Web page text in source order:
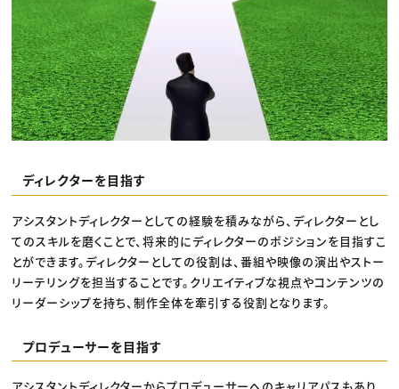
ディレクターを目指す
アシスタントディレクターとしての経験を積みながら、ディレクターとし
てのスキルを磨くことで、将来的にディレクターのポジションを目指すこ
とができます。ディレクターとしての役割は、番組や映像の演出やストー
リーテリングを担当することです。クリエイティブな視点やコンテンツの
リーダーシップを持ち、制作全体を牽引する役割となります。
プロデューサーを目指す